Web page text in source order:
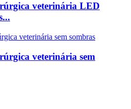
veterinária LED
veterinária sem